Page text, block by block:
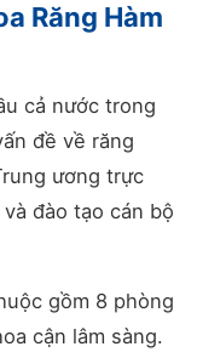
Răng Hàm
cả nước trong
đề về răng
ương trực
đào tạo cán bộ
gồm 8 phòng
cận lâm sàng.